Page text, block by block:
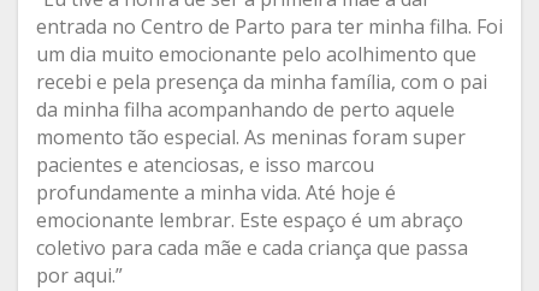
entrada no Centro de Parto para ter minha filha. Foi
um dia muito emocionante pelo acolhimento que
recebi e pela presença da minha família, com o pai
da minha filha acompanhando de perto aquele
momento tão especial. As meninas foram super
pacientes e atenciosas, e isso marcou
profundamente a minha vida. Até hoje é
emocionante lembrar. Este espaço é um abraço
coletivo para cada mãe e cada criança que passa
por aqui.”